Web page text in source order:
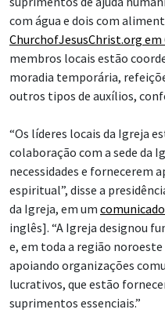
com água e dois com
ChurchofJesusChrist.org em
membros locais estão
moradia temporária,
outros tipos de auxílios,
“Os líderes locais da Igreja
colaboração com a sede da
necessidades e
espiritual”, disse a
da Igreja, em um
inglês]. “A Igreja designou
e, em toda a região
apoiando organizações
lucrativos, que estão
suprimentos essenciais.”